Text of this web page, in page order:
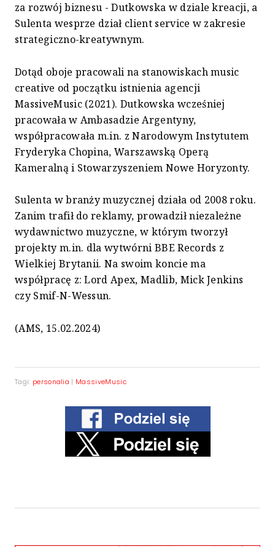
za rozwój biznesu - Dutkowska w dziale kreacji, a
Sulenta wesprze dział client service w zakresie
strategiczno-kreatywnym.
Dotąd oboje pracowali na stanowiskach music
creative od początku istnienia agencji
MassiveMusic (2021). Dutkowska wcześniej
pracowała w Ambasadzie Argentyny,
współpracowała m.in. z Narodowym Instytutem
Fryderyka Chopina, Warszawską Operą
Kameralną i Stowarzyszeniem Nowe Horyzonty.
Sulenta w branży muzycznej działa od 2008 roku.
Zanim trafił do reklamy, prowadził niezależne
wydawnictwo muzyczne, w którym tworzył
projekty m.in. dla wytwórni BBE Records z
Wielkiej Brytanii. Na swoim koncie ma
współpracę z: Lord Apex, Madlib, Mick Jenkins
czy Smif-N-Wessun.
(AMS, 15.02.2024)
Tagi: personalia | MassiveMusic